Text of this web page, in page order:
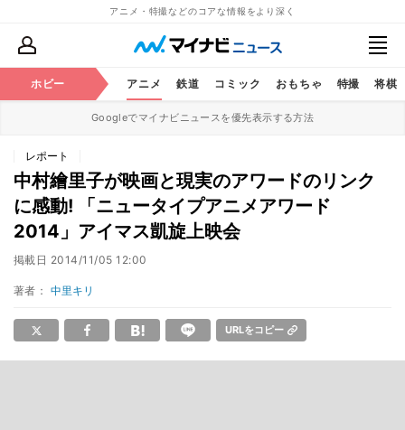
アニメ・特撮などのコアな情報をより深く
ホビー アニメ 鉄道 コミック おもちゃ 特撮 将棋
Googleでマイナビニュースを優先表示する方法
レポート
中村繪里子が映画と現実のアワードのリンク
に感動! 「ニュータイプアニメアワード
2014」アイマス凱旋上映会
掲載日 2014/11/05 12:00
著者： 中里キリ
URLをコピー